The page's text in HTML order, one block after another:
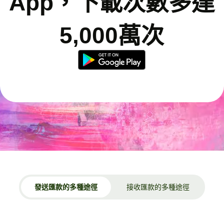
5,000萬次
發送匯款的多種途徑 接收匯款的多種途徑